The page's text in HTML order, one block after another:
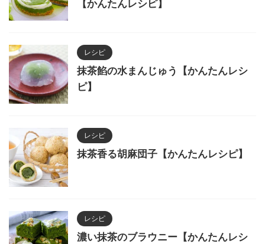
【かんたんレシピ】
レシピ
抹茶餡の水まんじゅう【かんたんレシ
ピ】
レシピ
抹茶香る胡麻団子【かんたんレシピ】
レシピ
濃い抹茶のブラウニー【かんたんレシ